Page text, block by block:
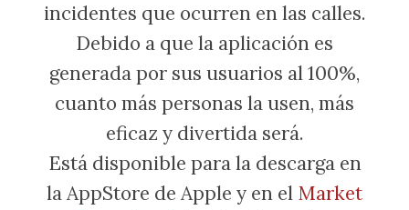
incidentes que ocurren en las calles.
Debido a que la aplicación es
generada por sus usuarios al 100%,
cuanto más personas la usen, más
eficaz y divertida será.
Está disponible para la descarga en
la AppStore de Apple y en el Market